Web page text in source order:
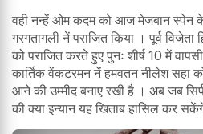
वही नन्हें ओम कदम को आज मेजबान स्पेन
गरगतागली नें पराजित किया । पूर्व
को पराजित करते हुए पुनः शीर्ष 10 में
कार्तिक वेंकटरमन नें हमवतन नीलेश सहा
आने की उम्मीद बनाए रखी है । अब जब
की क्या इन्यान यह खिताब हासिल कर